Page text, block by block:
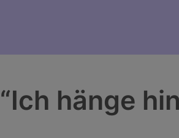
hänge